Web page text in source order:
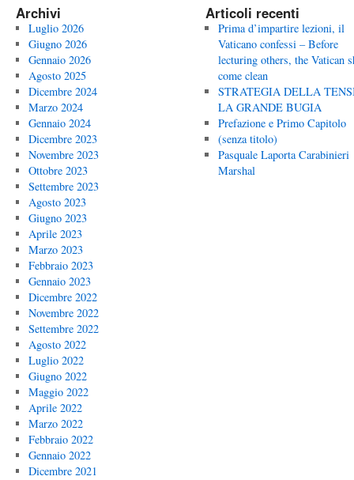
Archivi
Luglio 2026
Giugno 2026
Gennaio 2026
Agosto 2025
Dicembre 2024
Marzo 2024
Gennaio 2024
Dicembre 2023
Novembre 2023
Ottobre 2023
Settembre 2023
Agosto 2023
Giugno 2023
Aprile 2023
Marzo 2023
Febbraio 2023
Gennaio 2023
Dicembre 2022
Novembre 2022
Settembre 2022
Agosto 2022
Luglio 2022
Giugno 2022
Maggio 2022
Aprile 2022
Marzo 2022
Febbraio 2022
Gennaio 2022
Dicembre 2021
Articoli recenti
Prima d’impartire lezioni, il
Vaticano confessi – Before
lecturing others, the Vatican
come clean
STRATEGIA DELLA
LA GRANDE BUGIA
Prefazione e Primo Capitolo
(senza titolo)
Pasquale Laporta Carabinieri
Marshal